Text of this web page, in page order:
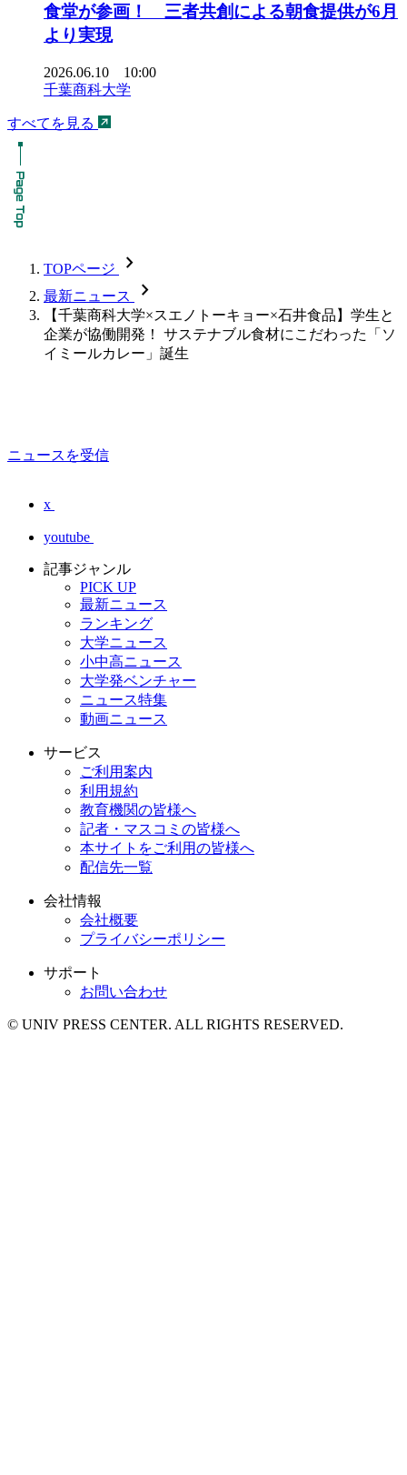
食堂が参画！ 三者共創による朝食提供が6月
より実現
2026.06.10 10:00
千葉商科大学
すべてを見る
TOPページ chevron_forward
最新ニュース chevron_forward
【千葉商科大学×スエノトーキョー×石井食品】学生と
企業が協働開発！ サステナブル食材にこだわった「ソ
イミールカレー」誕生
ニュースを受信
x
youtube
記事ジャンル
PICK UP
最新ニュース
ランキング
大学ニュース
小中高ニュース
大学発ベンチャー
ニュース特集
動画ニュース
サービス
ご利用案内
利用規約
教育機関の皆様へ
記者・マスコミの皆様へ
本サイトをご利用の皆様へ
配信先一覧
会社情報
会社概要
プライバシーポリシー
サポート
お問い合わせ
© UNIV PRESS CENTER. ALL RIGHTS RESERVED.